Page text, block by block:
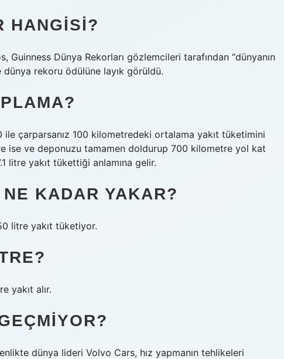
HANGISI?
Guinness Dünya Rekorları gözlemcileri tarafından “dünyanın
rekoru ödülüne layık görüldü.
çarparsanız 100 kilometredeki ortalama yakıt tüketimini
ise ve deponuzu tamamen doldurup 700 kilometre yol kat
litre yakıt tükettiği anlamına gelir.
KADAR YAKAR?
litre yakıt tüketiyor.
yakıt alır.
dünya lideri Volvo Cars, hız yapmanın tehlikeleri